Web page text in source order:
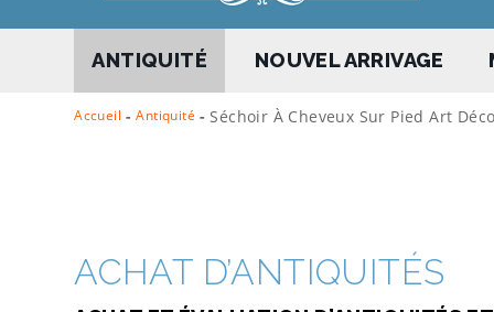
ANTIQUITÉ NOUVEL ARRIVAGE
Accueil - Antiquité - Séchoir À Cheveux Sur Pied Art
ACHAT D’ANTIQUITÉS